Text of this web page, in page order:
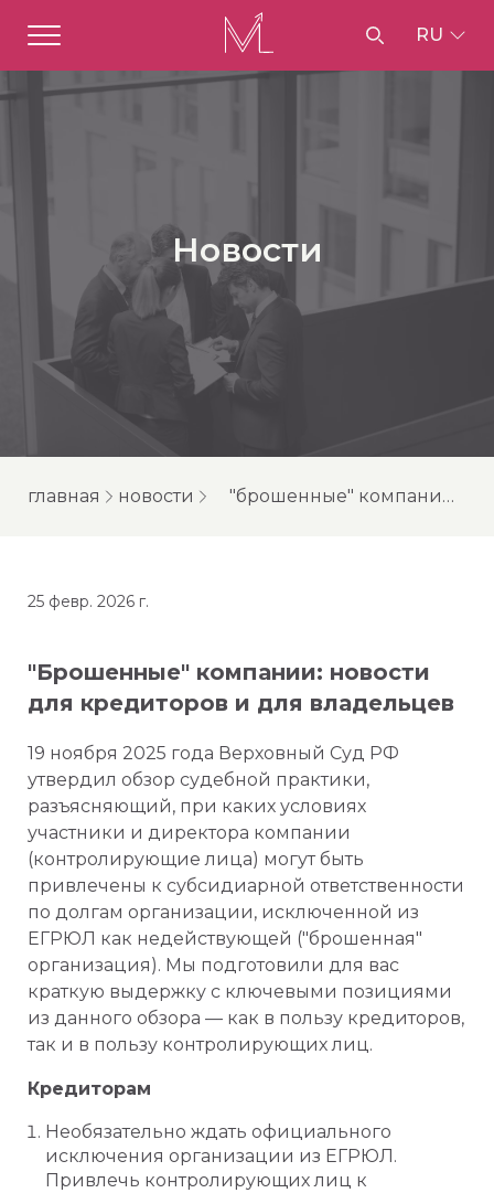
RU
Новости
главная новости "брошенные" компании: новости для кредиторов и для владельцев
25 февр. 2026 г.
"Брошенные" компании: новости
для кредиторов и для владельцев
19 ноября 2025 года Верховный Суд РФ
утвердил обзор судебной практики,
разъясняющий, при каких условиях
участники и директора компании
(контролирующие лица) могут быть
привлечены к субсидиарной ответственности
по долгам организации, исключенной из
ЕГРЮЛ как недействующей ("брошенная"
организация). Мы подготовили для вас
краткую выдержку с ключевыми позициями
из данного обзора — как в пользу кредиторов,
так и в пользу контролирующих лиц.
Кредиторам
Необязательно ждать официального
исключения организации из ЕГРЮЛ.
Привлечь контролирующих лиц к